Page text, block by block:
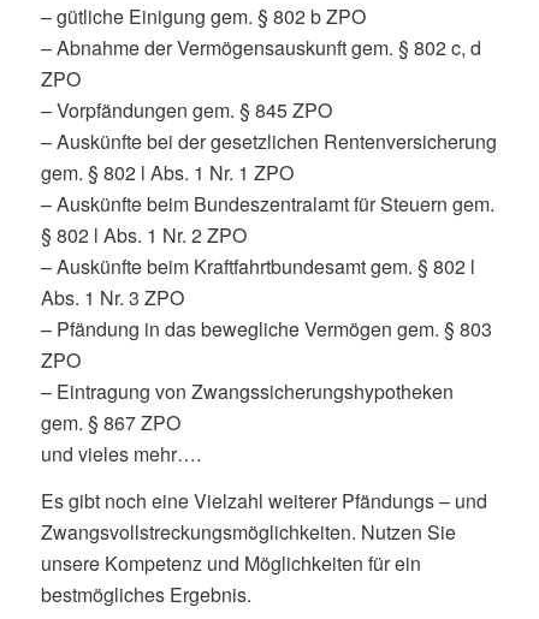
– gütliche Einigung gem. § 802 b ZPO
– Abnahme der Vermögensauskunft gem. § 802 c, d
ZPO
– Vorpfändungen gem. § 845 ZPO
– Auskünfte bei der gesetzlichen Rentenversicherung
gem. § 802 l Abs. 1 Nr. 1 ZPO
– Auskünfte beim Bundeszentralamt für Steuern gem.
§ 802 l Abs. 1 Nr. 2 ZPO
– Auskünfte beim Kraftfahrtbundesamt gem. § 802 l
Abs. 1 Nr. 3 ZPO
– Pfändung in das bewegliche Vermögen gem. § 803
ZPO
– Eintragung von Zwangssicherungshypotheken
gem. § 867 ZPO
und vieles mehr….
Es gibt noch eine Vielzahl weiterer Pfändungs – und
Zwangsvollstreckungsmöglichkeiten. Nutzen Sie
unsere Kompetenz und Möglichkeiten für ein
bestmögliches Ergebnis.